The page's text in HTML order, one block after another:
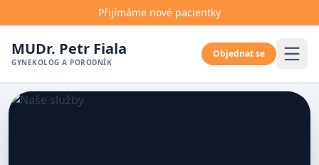
Přijímáme nové pacientky
MUDr. Petr Fiala
GYNEKOLOG A PORODNÍK
Objednat se